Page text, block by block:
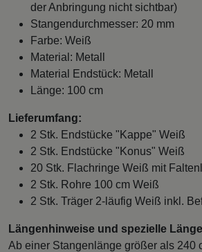
der Anbringung nicht sichtbar)
Stangendurchmesser: 20 mm
Farbe: Weiß
Material: Metall
Material Endstück: Metall
Länge: 100 cm
Lieferumfang:
2 Stk. Endstücke "Kappe" Weiß
2 Stk. Endstücke "Konus" Weiß
20 Stk. Flachringe Weiß mit
2 Stk. Rohre 100 cm Weiß
2 Stk. Träger 2-läufig Weiß inkl.
Längenhinweise und spezielle
Ab einer Stangenlänge größer als 240